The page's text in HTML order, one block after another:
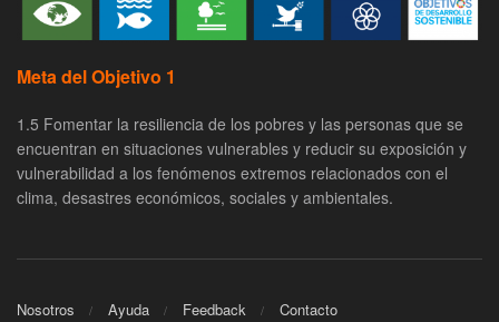
Meta del Objetivo 1
1.5 Fomentar la resiliencia de los pobres y las personas que se
encuentran en situaciones vulnerables y reducir su exposición y
vulnerabilidad a los fenómenos extremos relacionados con el
clima, desastres económicos, sociales y ambientales.
Nosotros Ayuda Feedback Contacto